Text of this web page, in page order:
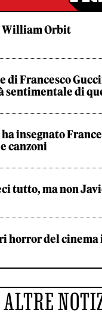
William Orbit
di Francesco
di
ha insegnato
canzoni
tutto, ma non
horror del
ALTRE